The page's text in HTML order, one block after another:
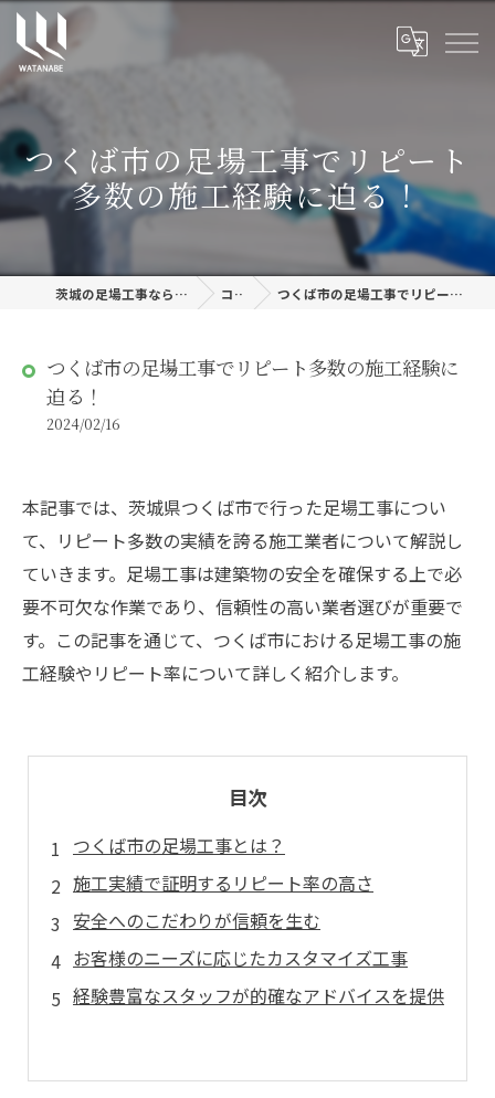
つくば市の足場工事でリピート
多数の施工経験に迫る！
茨城の足場工事なら株式会社渡邊建設 コラム つくば市の足場工事でリピート多数の施工経験に迫る！
つくば市の足場工事でリピート多数の施工経験に
迫る！
2024/02/16
本記事では、茨城県つくば市で行った足場工事につい
て、リピート多数の実績を誇る施工業者について解説し
ていきます。足場工事は建築物の安全を確保する上で必
要不可欠な作業であり、信頼性の高い業者選びが重要で
す。この記事を通じて、つくば市における足場工事の施
工経験やリピート率について詳しく紹介します。
目次
つくば市の足場工事とは？
施工実績で証明するリピート率の高さ
安全へのこだわりが信頼を生む
お客様のニーズに応じたカスタマイズ工事
経験豊富なスタッフが的確なアドバイスを提供